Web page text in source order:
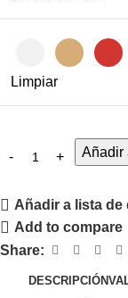
Limpiar
Añadir
Añadir a lista de
Add to compare
Share:
DESCRIPCIÓN